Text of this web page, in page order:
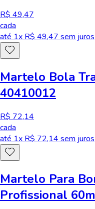
R$ 49,47
cada
até 1x R$ 49,47 sem juros
Martelo Bola
40410012
R$ 72,14
cada
até 1x R$ 72,14 sem juros
Martelo Para
Profissional